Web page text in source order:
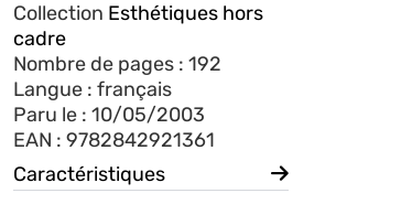
Collection Esthétiques hors
cadre
Nombre de pages : 192
Langue : français
Paru le : 10/05/2003
EAN : 9782842921361
Caractéristiques